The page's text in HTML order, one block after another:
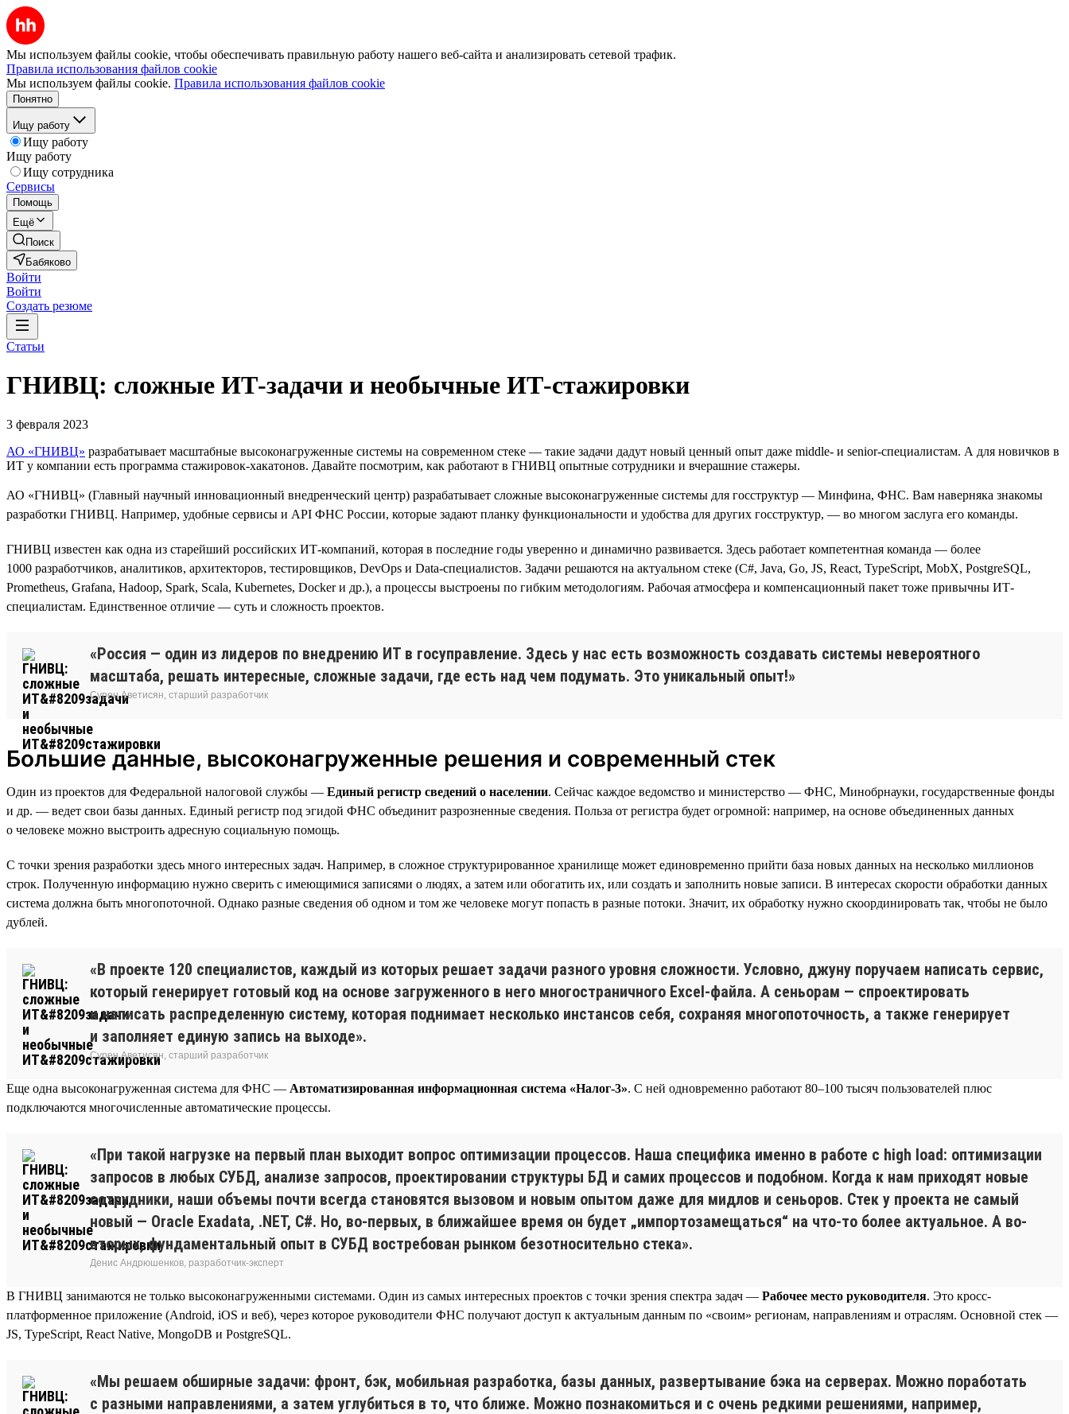
Мы используем файлы cookie, чтобы обеспечивать правильную работу нашего веб-сайта и анализировать сетевой трафик.
Правила использования файлов cookie
Мы используем файлы cookie. Правила использования файлов cookie
Понятно
Ищу работу
Ищу работу
Ищу работу
Ищу сотрудника
Сервисы
Помощь
Ещё
Поиск
Бабяково
Войти
Войти
Создать резюме
Статьи
ГНИВЦ: сложные ИТ‑задачи и необычные ИТ‑стажировки
3 февраля 2023
АО «ГНИВЦ» разрабатывает масштабные высоконагруженные системы на современном стеке — такие задачи дадут новый ценный опыт даже middle- и senior-специалистам. А для новичков в
ИТ у компании есть программа стажировок-хакатонов. Давайте посмотрим, как работают в ГНИВЦ опытные сотрудники и вчерашние стажеры.
АО «ГНИВЦ» (Главный научный инновационный внедренческий центр) разрабатывает сложные высоконагруженные системы для госструктур — Минфина, ФНС. Вам наверняка знакомы
разработки ГНИВЦ. Например, удобные сервисы и API ФНС России, которые задают планку функциональности и удобства для других госструктур, — во многом заслуга его команды.
ГНИВЦ известен как одна из старейший российских ИТ-компаний, которая в последние годы уверенно и динамично развивается. Здесь работает компетентная команда — более
1000 разработчиков, аналитиков, архитекторов, тестировщиков, DevOps и Data-специалистов. Задачи решаются на актуальном стеке (С#, Java, Go, JS, React, TypeScript, MobX, PostgreSQL,
Prometheus, Grafana, Hadoop, Spark, Scala, Kubernetes, Doсker и др.), а процессы выстроены по гибким методологиям. Рабочая атмосфера и компенсационный пакет тоже привычны ИТ-
специалистам. Единственное отличие — суть и сложность проектов.
«Россия — один из лидеров по внедрению ИТ в госуправление. Здесь у нас есть возможность создавать системы невероятного
масштаба, решать интересные, сложные задачи, где есть над чем подумать. Это уникальный опыт!»
Сурен Аветисян, старший разработчик
Большие данные, высоконагруженные решения и современный стек
Один из проектов для Федеральной налоговой службы — Единый регистр сведений о населении. Сейчас каждое ведомство и министерство — ФНС, Минобрнауки, государственные фонды
и др. — ведет свои базы данных. Единый регистр под эгидой ФНС объединит разрозненные сведения. Польза от регистра будет огромной: например, на основе объединенных данных
о человеке можно выстроить адресную социальную помощь.
С точки зрения разработки здесь много интересных задач. Например, в сложное структурированное хранилище может единовременно прийти база новых данных на несколько миллионов
строк. Полученную информацию нужно сверить с имеющимися записями о людях, а затем или обогатить их, или создать и заполнить новые записи. В интересах скорости обработки данных
система должна быть многопоточной. Однако разные сведения об одном и том же человеке могут попасть в разные потоки. Значит, их обработку нужно скоординировать так, чтобы не было
дублей.
«В проекте 120 специалистов, каждый из которых решает задачи разного уровня сложности. Условно, джуну поручаем написать сервис,
который генерирует готовый код на основе загруженного в него многостраничного Excel-файла. А сеньорам — спроектировать
и написать распределенную систему, которая поднимает несколько инстансов себя, сохраняя многопоточность, а также генерирует
и заполняет единую запись на выходе».
Сурен Аветисян, старший разработчик
Еще одна высоконагруженная система для ФНС — Автоматизированная информационная система «Налог-3». С ней одновременно работают 80–100 тысяч пользователей плюс
подключаются многочисленные автоматические процессы.
«При такой нагрузке на первый план выходит вопрос оптимизации процессов. Наша специфика именно в работе с high load: оптимизации
запросов в любых СУБД, анализе запросов, проектировании структуры БД и самих процессов и подобном. Когда к нам приходят новые
сотрудники, наши объемы почти всегда становятся вызовом и новым опытом даже для мидлов и сеньоров. Стек у проекта не самый
новый — Oracle Exadata, .NET, C#. Но, во-первых, в ближайшее время он будет „импортозамещаться“ на что-то более актуальное. А во-
вторых, фундаментальный опыт в СУБД востребован рынком безотносительно стека».
Денис Андрюшенков, разработчик-эксперт
В ГНИВЦ занимаются не только высоконагруженными системами. Один из самых интересных проектов с точки зрения спектра задач — Рабочее место руководителя. Это кросс-
платформенное приложение (Android, iOS и веб), через которое руководители ФНС получают доступ к актуальным данным по «своим» регионам, направлениям и отраслям. Основной стек —
JS, TypeScript, React Native, MongoDB и PostgreSQL.
«Мы решаем обширные задачи: фронт, бэк, мобильная разработка, базы данных, развертывание бэка на серверах. Можно поработать
с разными направлениями, а затем углубиться в то, что ближе. Можно познакомиться и с очень редкими решениями, например,